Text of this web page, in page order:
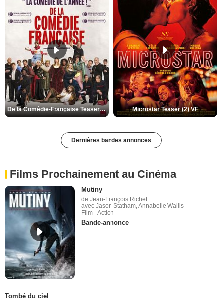
De la Comédie-Française Teaser (3) VF Microstar Teaser (2) VF
Dernières bandes annonces
Films Prochainement au Cinéma
Mutiny
de Jean-François Richet
avec Jason Statham, Annabelle Wallis
Film - Action
Bande-annonce
Tombé du ciel